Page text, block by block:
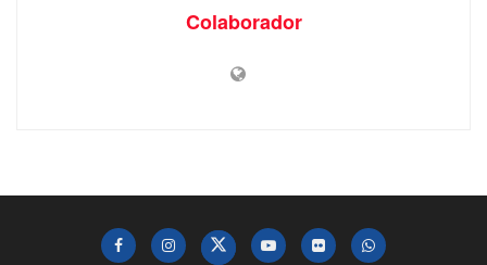
Colaborador